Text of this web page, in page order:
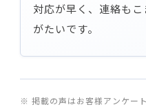
対応が早く、連絡も
がたいです。
※ 掲載の声はお客様アンケー